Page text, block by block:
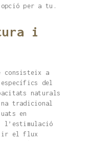
opció per a tu.
i
consisteix a
del
naturals
tradicional
en
l’estimulació
el flux